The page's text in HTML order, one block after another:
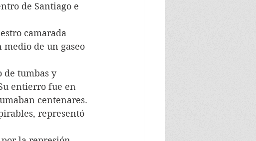
de Santiago e
camarada
de un gaseo
de tumbas y
entierro fue en
centenares.
representó